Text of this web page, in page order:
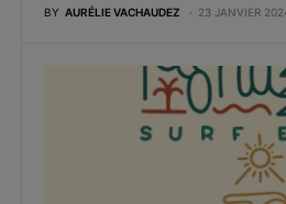
BY AURÉLIE VACHAUDEZ 23 JANVIER